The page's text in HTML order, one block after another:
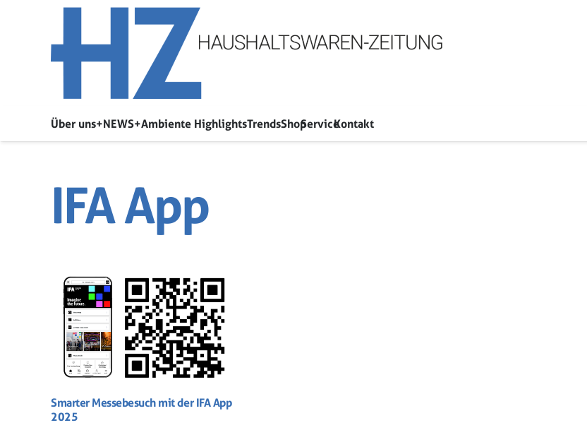
Über uns+NEWS+Ambiente HighlightsTrendsShopServiceKontakt
IFA App
Smarter Messebesuch mit der IFA App
2025